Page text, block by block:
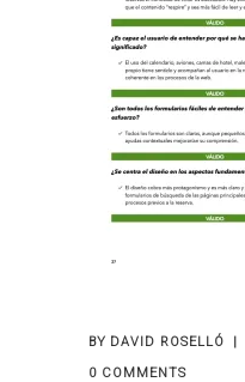
BY DAVID ROSELLÓ
0 COMMENTS